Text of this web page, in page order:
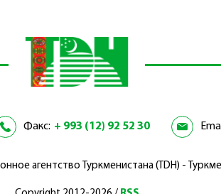
Факс: + 993 (12) 92 52 30
агентство Туркменистана (TDH) -